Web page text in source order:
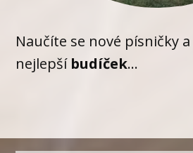
Naučíte se nové písničky
nejlepší budíček...